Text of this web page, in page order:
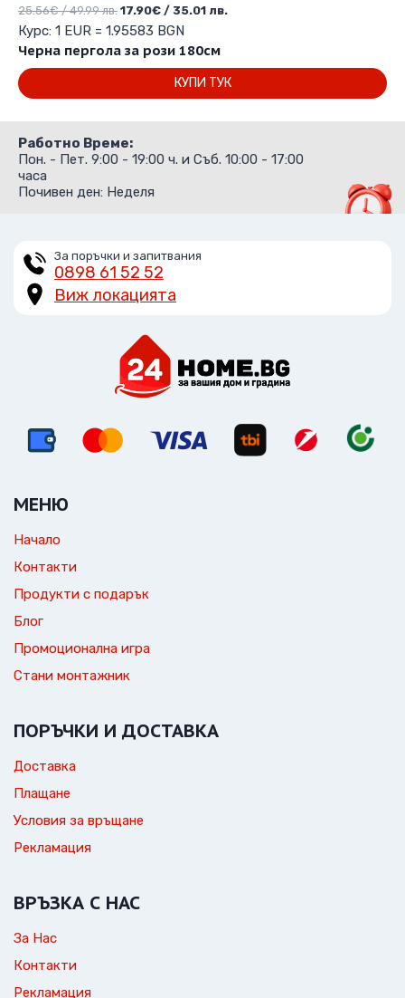
Черна пергола за рози 180см
25.56€/ 49.99 лв. Original
price
was:
49.99 лв..
17.90€ / 35.01 лв.Текущата
/
35.01 лв..
Курс: 1 EUR = 1.95583 BGN
КУПИ ТУК
Работно Време:
Пон. - Пет. 9:00 - 19:00 ч. и Съб. 10:00 - 17:00
часа
Почивен ден: Неделя
За поръчки и запитвания
0898 61 52 52
Виж локацията
МЕНЮ
Начало
Контакти
Продукти с подарък
Блог
Промоционална игра
Стани монтажник
ПОРЪЧКИ И ДОСТАВКА
Доставка
Плащане
Условия за връщане
Рекламация
ВРЪЗКА С НАС
За Нас
Контакти
Рекламация